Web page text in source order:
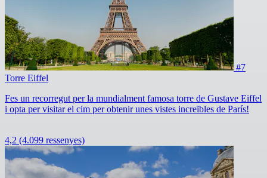
#7
Torre Eiffel
Fes un recorregut per la mundialment famosa torre de Gustave Eiffel
i opta per visitar el cim per obtenir unes vistes increïbles de París!
4,2 (4.099 ressenyes)